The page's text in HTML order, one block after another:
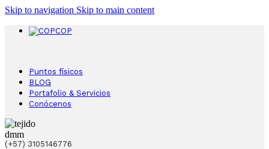
Skip to navigation Skip to main content
COP
Puntos físicos
BLOG
Portafolio & Servicios
Conócenos
(+57) 3105146776